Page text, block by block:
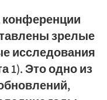
конференции
зрелые
исследования
1). Это одно из